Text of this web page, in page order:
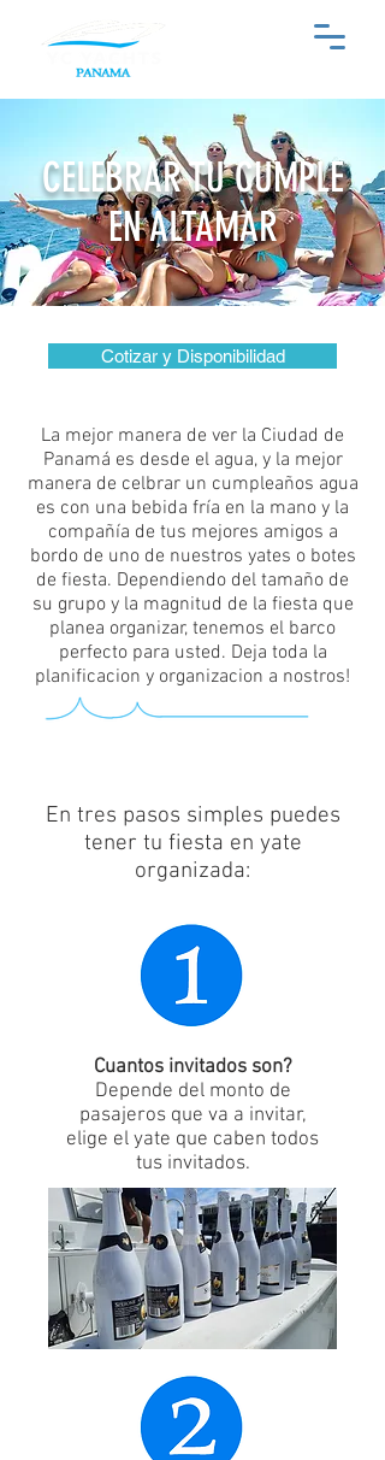
CELEBRAR TU CUMPLE
EN ALTAMAR
Cotizar y Disponibilidad
La mejor manera de ver la Ciudad de
Panamá es desde el agua, y la mejor
manera de celbrar un cumpleaños agua
es con una bebida fría en la mano y la
compañía de tus mejores amigos a
bordo de uno de nuestros yates o botes
de fiesta. Dependiendo del tamaño de
su grupo y la magnitud de la fiesta que
planea organizar, tenemos el barco
perfecto para usted. Deja toda la
planificacion y organizacion a nostros!
En tres pasos simples puedes
tener tu fiesta en yate
organizada:
Cuantos invitados son?
Depende del monto de
pasajeros que va a invitar,
elige el yate que caben todos
tus invitados.